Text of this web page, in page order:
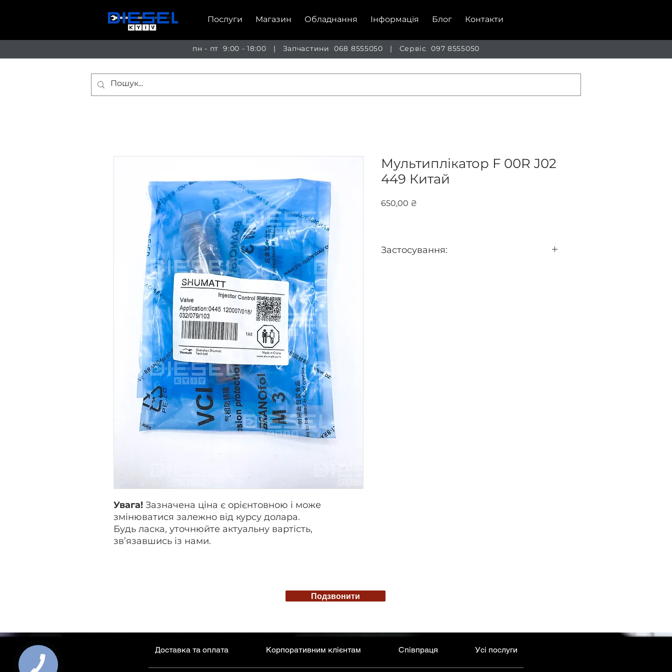
Послуги Магазин Обладнання Інформація Блог Контакти
пн - пт 9:00 - 18:00 | Запчастини068 8555050 | Сервіс097 8555050
Увага! Зазначена ціна є орієнтовною і може
змінюватися залежно від курсу долара.
Будь ласка, уточнюйте актуальну вартість,
зв’язавшись із нами.
Мультиплікатор F 00R J02
449 Китай
650,00 ₴
Застосування:
Подзвонити
Доставка та оплата Корпоративним клієнтам Співпраця Усі послуги